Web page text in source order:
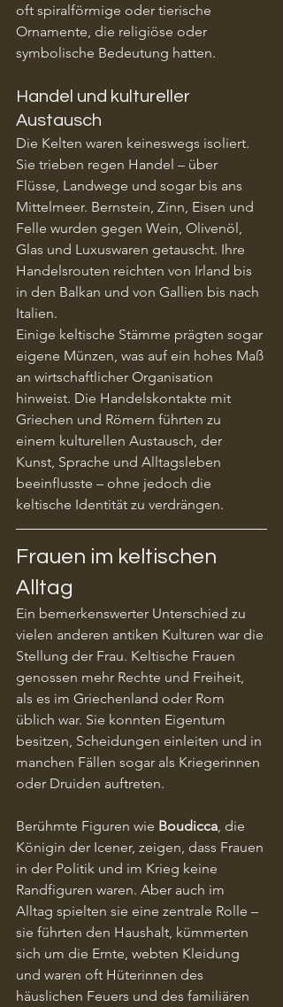
oft spiralförmige oder tierische
Ornamente, die religiöse oder
symbolische Bedeutung hatten.
Handel und kultureller
Austausch
Die Kelten waren keineswegs isoliert.
Sie trieben regen Handel – über
Flüsse, Landwege und sogar bis ans
Mittelmeer. Bernstein, Zinn, Eisen und
Felle wurden gegen Wein, Olivenöl,
Glas und Luxuswaren getauscht. Ihre
Handelsrouten reichten von Irland bis
in den Balkan und von Gallien bis nach
Italien.
Einige keltische Stämme prägten sogar
eigene Münzen, was auf ein hohes Maß
an wirtschaftlicher Organisation
hinweist. Die Handelskontakte mit
Griechen und Römern führten zu
einem kulturellen Austausch, der
Kunst, Sprache und Alltagsleben
beeinflusste – ohne jedoch die
keltische Identität zu verdrängen.
Frauen im keltischen
Alltag
Ein bemerkenswerter Unterschied zu
vielen anderen antiken Kulturen war die
Stellung der Frau. Keltische Frauen
genossen mehr Rechte und Freiheit,
als es im Griechenland oder Rom
üblich war. Sie konnten Eigentum
besitzen, Scheidungen einleiten und in
manchen Fällen sogar als Kriegerinnen
oder Druiden auftreten.
Berühmte Figuren wie Boudicca , die
Königin der Icener, zeigen, dass Frauen
in der Politik und im Krieg keine
Randfiguren waren. Aber auch im
Alltag spielten sie eine zentrale Rolle –
sie führten den Haushalt, kümmerten
sich um die Ernte, webten Kleidung
und waren oft Hüterinnen des
häuslichen Feuers und des familiären